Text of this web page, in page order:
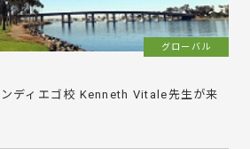
グローバル
ディエゴ校 Kenneth Vitale先生が来